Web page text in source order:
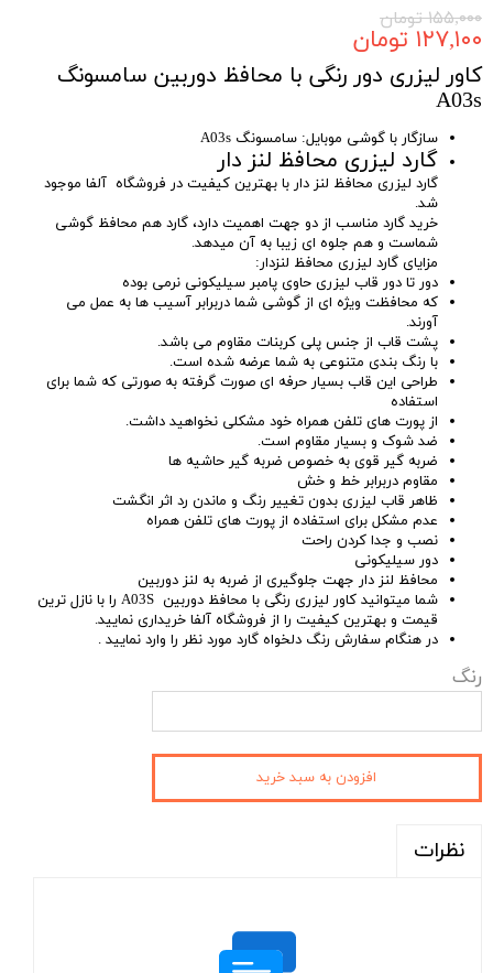
۱۵۵,۰۰۰ تومان
۱۲۷,۱۰۰ تومان
کاور لیزری دور رنگی با محافظ دوربین سامسونگ
A03s
سازگار با گوشی موبایل: سامسونگ A03s
گارد لیزری محافظ لنز دار
گارد لیزری محافظ لنز دار با بهترین کیفیت در فروشگاه آلفا موجود
شد.
خرید گارد مناسب از دو جهت اهمیت دارد، گارد هم محافظ گوشی
شماست و هم جلوه ای زیبا به آن میدهد.
مزایای گارد لیزری محافظ لنزدار:
دور تا دور قاب لیزری حاوی پامبر سیلیکونی نرمی بوده
که محافظت ویژه ای از گوشی شما دربرابر آسیب ها به عمل می
آورند.
پشت قاب از جنس پلی کربنات مقاوم می باشد.
با رنگ بندی متنوعی به شما عرضه شده است.
طراحی این قاب بسیار حرفه ای صورت گرفته به صورتی که شما برای
استفاده
از پورت های تلفن همراه خود مشکلی نخواهید داشت.
ضد شوک و بسیار مقاوم است.
ضربه گیر قوی به خصوص ضربه گیر حاشیه ها
مقاوم دربرابر خط و خش
ظاهر قاب لیزری بدون تغییر رنگ و ماندن رد اثر انگشت
عدم مشکل برای استفاده از پورت های تلفن همراه
نصب و جدا کردن راحت
دور سیلیکونی
محافظ لنز دار جهت جلوگیری از ضربه به لنز دوربین
شما میتوانید کاور لیزری رنگی با محافظ دوربین A03S را با نازل ترین
قیمت و بهترین کیفیت را از فروشگاه آلفا خریداری نمایید.
در هنگام سفارش رنگ دلخواه گارد مورد نظر را وارد نمایید .
رنگ
افزودن به سبد خرید
نظرات